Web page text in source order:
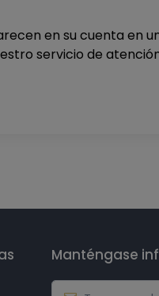
en su cuenta en
servicio de
Manténgase